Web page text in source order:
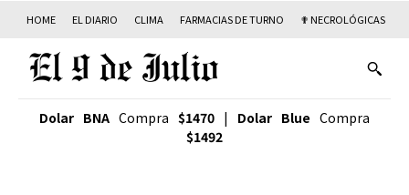
HOME EL DIARIO CLIMA FARMACIAS DE TURNO ✟ NECROLÓGICAS
Dolar BNA Compra $1470 | Dolar Blue Compra
$1492